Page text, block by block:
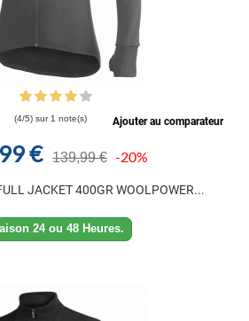
(4/5) sur 1 note(s) Ajouter au comparateur
€ 139,99 € -20%
JACKET 400GR WOOLPOWER...
24 ou 48 Heures.